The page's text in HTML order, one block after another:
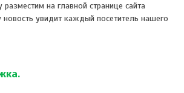
на главной странице сайта
увидит каждый посетитель нашего